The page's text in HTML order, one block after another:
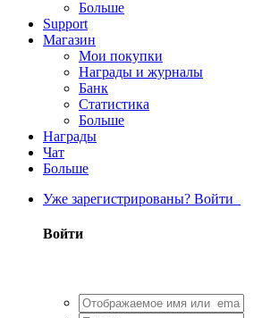
Больше
Support
Магазин
Мои покупки
Награды и журналы
Банк
Статистика
Больше
Награды
Чат
Больше
Уже зарегистрированы? Войти
Войти